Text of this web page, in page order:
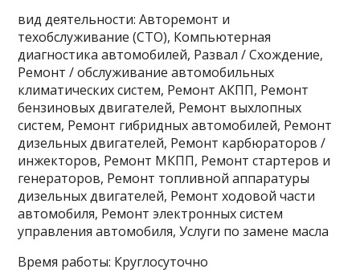
вид деятельности: Авторемонт и
техобслуживание (СТО), Компьютерная
диагностика автомобилей, Развал / Схождение,
Ремонт / обслуживание автомобильных
климатических систем, Ремонт АКПП, Ремонт
бензиновых двигателей, Ремонт выхлопных
систем, Ремонт гибридных автомобилей, Ремонт
дизельных двигателей, Ремонт карбюраторов /
инжекторов, Ремонт МКПП, Ремонт стартеров и
генераторов, Ремонт топливной аппаратуры
дизельных двигателей, Ремонт ходовой части
автомобиля, Ремонт электронных систем
управления автомобиля, Услуги по замене масла
Время работы: Круглосуточно